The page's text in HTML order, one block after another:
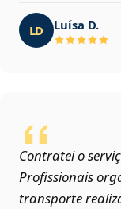
LD Luísa D.
Contratei o
Profissionais
transporte